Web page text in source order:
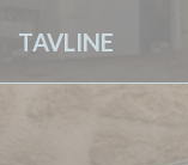
TAVLINE